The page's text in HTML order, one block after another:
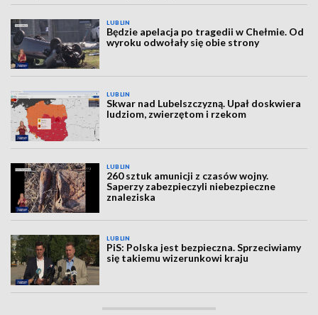
LUBLIN
Będzie apelacja po tragedii w Chełmie. Od
wyroku odwołały się obie strony
LUBLIN
Skwar nad Lubelszczyzną. Upał doskwiera
ludziom, zwierzętom i rzekom
LUBLIN
260 sztuk amunicji z czasów wojny.
Saperzy zabezpieczyli niebezpieczne
znaleziska
LUBLIN
PiS: Polska jest bezpieczna. Sprzeciwiamy
się takiemu wizerunkowi kraju